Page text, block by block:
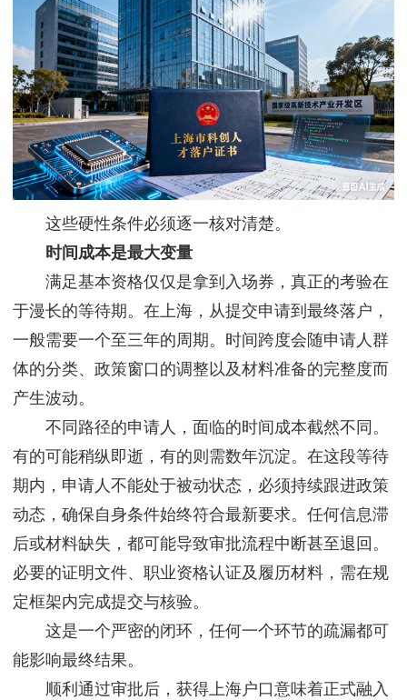
联
我
们
这些硬性条件必须逐一核对清楚。
时间成本是最大变量
满足基本资格仅仅是拿到入场券，真正的考验在
于漫长的等待期。在上海，从提交申请到最终落户，
一般需要一个至三年的周期。时间跨度会随申请人群
体的分类、政策窗口的调整以及材料准备的完整度而
产生波动。
不同路径的申请人，面临的时间成本截然不同。
有的可能稍纵即逝，有的则需数年沉淀。在这段等待
期内，申请人不能处于被动状态，必须持续跟进政策
动态，确保自身条件始终符合最新要求。任何信息滞
后或材料缺失，都可能导致审批流程中断甚至退回。
必要的证明文件、职业资格认证及履历材料，需在规
定框架内完成提交与核验。
这是一个严密的闭环，任何一个环节的疏漏都可
能影响最终结果。
顺利通过审批后，获得上海户口意味着正式融入